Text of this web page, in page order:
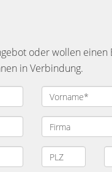
oder wollen
in Verbindung.